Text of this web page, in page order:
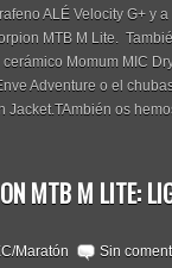
ALÉ Velocity G+ y
MTB M Lite.
Momum MIC
Adventure o el
Jacket.TAmbién os
MTB M LITE:
Maratón
Sin